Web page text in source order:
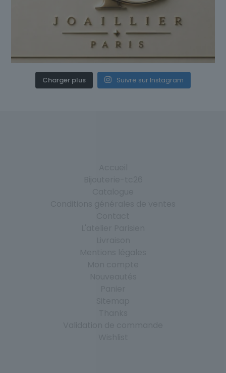
Charger plus Suivre sur Instagram